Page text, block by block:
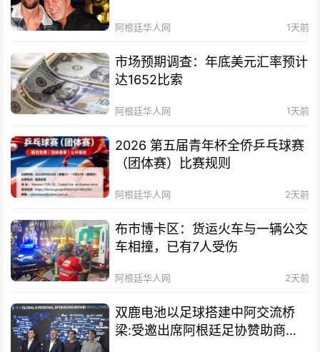
阿根廷华人网 1天前
市场预期调查：年底美元汇率预计
达1652比索
阿根廷华人网 1天前
2026 第五届青年杯全侨乒乓球赛
（团体赛）比赛规则
阿根廷华人网 2天前
布市博卡区：货运火车与一辆公交
车相撞，已有7人受伤
阿根廷华人网 2天前
双鹿电池以足球搭建中阿交流桥
梁:受邀出席阿根廷足协赞助商招